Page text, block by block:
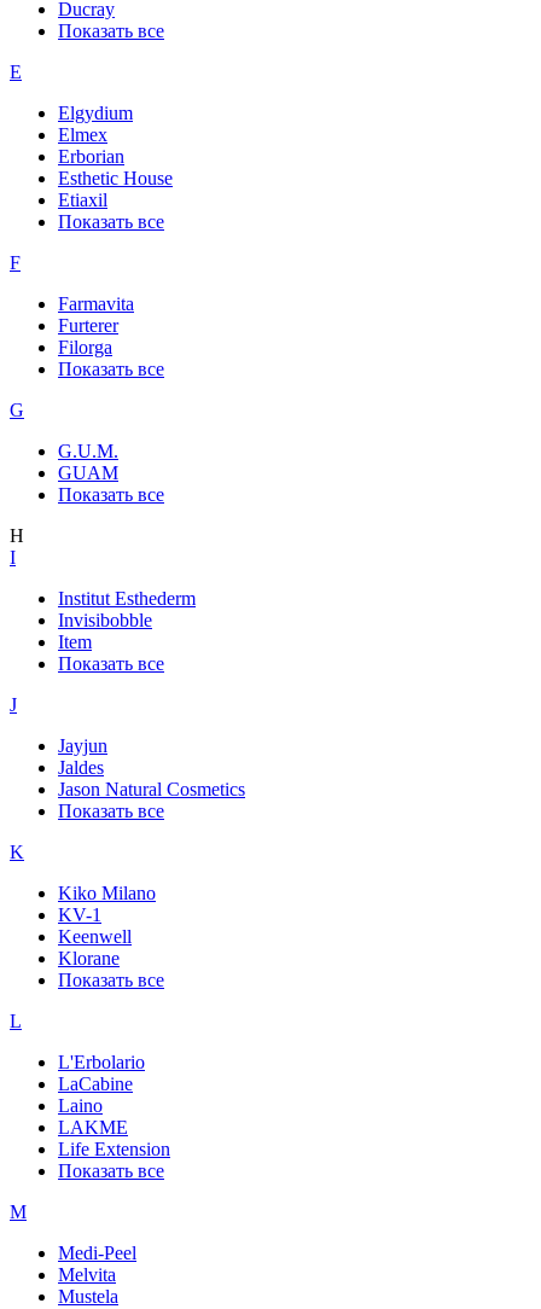
Ducray
Показать все
E
Elgydium
Elmex
Erborian
Esthetic House
Etiaxil
Показать все
F
Farmavita
Furterer
Filorga
Показать все
G
G.U.M.
GUAM
Показать все
H
I
Institut Esthederm
Invisibobble
Item
Показать все
J
Jayjun
Jaldes
Jason Natural Cosmetics
Показать все
K
Kiko Milano
KV-1
Keenwell
Klorane
Показать все
L
L'Erbolario
LaCabine
Laino
LAKME
Life Extension
Показать все
M
Medi-Peel
Melvita
Mustela